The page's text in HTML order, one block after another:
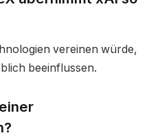
vereinen würde,
beeinflussen.